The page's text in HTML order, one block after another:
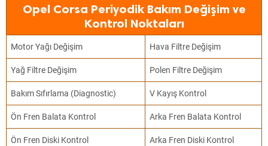
Opel Corsa Periyodik Bakım Değişim ve
Kontrol Noktaları
Motor Yağı Değişim Hava Filtre Değişim
Yağ Filtre Değişim Polen Filtre Değişim
Bakım Sıfırlama (Diagnostic) V Kayış Kontrol
Ön Fren Balata Kontrol Arka Fren Balata Kontrol
Ön Fren Diski Kontrol Arka Fren Diski Kontrol